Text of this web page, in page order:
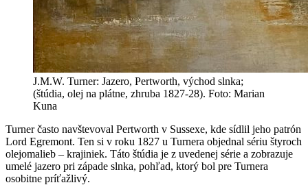
J.M.W. Turner: Jazero, Pertworth, východ slnka;
(štúdia, olej na plátne, zhruba 1827-28). Foto: Marian
Kuna
Turner často navštevoval Pertworth v Sussexe, kde sídlil jeho patrón
Lord Egremont. Ten si v roku 1827 u Turnera objednal sériu štyroch
olejomalieb – krajiniek. Táto štúdia je z uvedenej série a zobrazuje
umelé jazero pri západe slnka, pohľad, ktorý bol pre Turnera
osobitne príťažlivý.